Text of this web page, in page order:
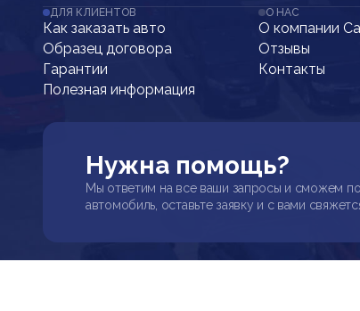
ДЛЯ КЛИЕНТОВ
Как заказать авто
Образец договора
Гарантии
Полезная информация
О НАС
О компании
Отзывы
Контакты
Нужна помощь?
Мы ответим на все ваши запросы и сможем
автомобиль, оставьте заявку и с вами